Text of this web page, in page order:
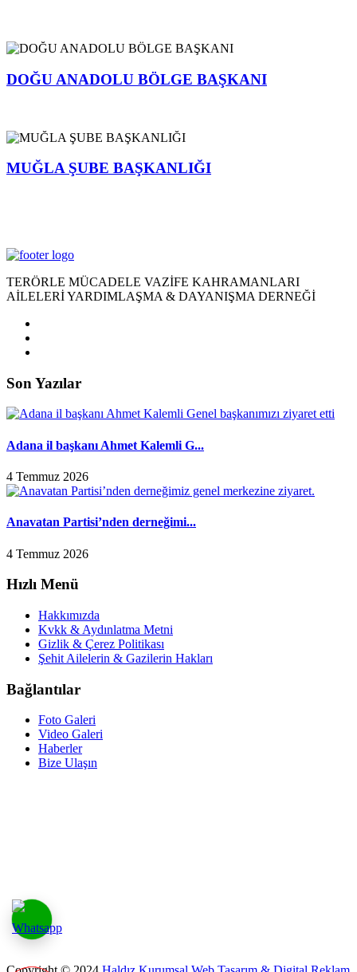
DOĞU ANADOLU BÖLGE BAŞKANI
MUĞLA ŞUBE BAŞKANLIĞI
TERÖRLE MÜCADELE VAZİFE KAHRAMANLARI
AİLELERİ YARDIMLAŞMA & DAYANIŞMA DERNEĞİ
Son Yazılar
Adana il başkanı Ahmet Kalemli G...
4 Temmuz 2026
Anavatan Partisi’nden derneğimi...
4 Temmuz 2026
Hızlı Menü
Hakkımızda
Kvkk & Aydınlatma Metni
Gizlik & Çerez Politikası
Şehit Ailelerin & Gazilerin Hakları
Bağlantılar
Foto Galeri
Video Galeri
Haberler
Bize Ulaşın
Site Ziyaretçi Sayısı: 3727449